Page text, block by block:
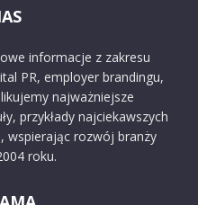
informacje z zakresu
PR, employer brandingu,
najważniejsze
przykłady najciekawszych
wspierając rozwój branży
roku.